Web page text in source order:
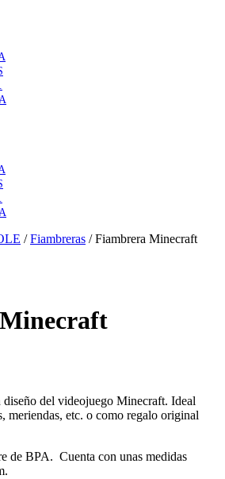
/Fiambreras / Fiambrera Minecraft
diseño del videojuego Minecraft. Ideal
meriendas, etc. o como regalo original
de BPA. Cuenta con unas medidas